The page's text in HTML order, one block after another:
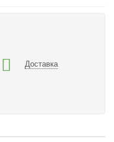
Доставка